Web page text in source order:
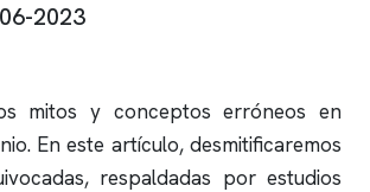
2023
mitos y conceptos erróneos en
. En este artículo, desmitificaremos
respaldadas por estudios